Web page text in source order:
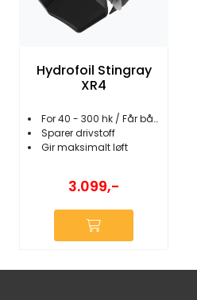
Hydrofoil Stingray
XR4
For 40 - 300 hk / Får båten raskere i plan
Sparer drivstoff
Gir maksimalt løft
3.099,-